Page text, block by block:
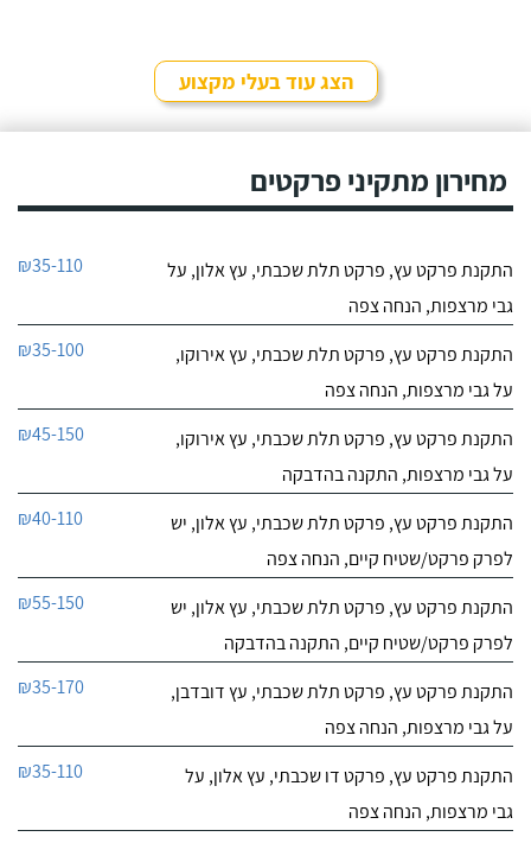
הצג עוד בעלי מקצוע
מחירון מתקיני פרקטים
התקנת פרקט עץ, פרקט תלת שכבתי, עץ אלון, על
גבי מרצפות, הנחה צפה
₪35-110
התקנת פרקט עץ, פרקט תלת שכבתי, עץ אירוקו,
על גבי מרצפות, הנחה צפה
₪35-100
התקנת פרקט עץ, פרקט תלת שכבתי, עץ אירוקו,
על גבי מרצפות, התקנה בהדבקה
₪45-150
התקנת פרקט עץ, פרקט תלת שכבתי, עץ אלון, יש
לפרק פרקט/שטיח קיים, הנחה צפה
₪40-110
התקנת פרקט עץ, פרקט תלת שכבתי, עץ אלון, יש
לפרק פרקט/שטיח קיים, התקנה בהדבקה
₪55-150
התקנת פרקט עץ, פרקט תלת שכבתי, עץ דובדבן,
על גבי מרצפות, הנחה צפה
₪35-170
התקנת פרקט עץ, פרקט דו שכבתי, עץ אלון, על
גבי מרצפות, הנחה צפה
₪35-110